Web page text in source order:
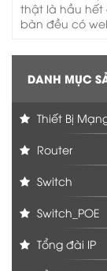
thật là hầu hết
bàn đều có
DANH MỤC
Thiết Bị
Router
Switch
Switch_POE
Tổng đài IP